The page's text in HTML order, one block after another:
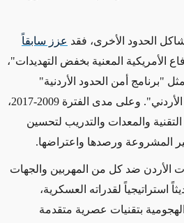
الحدود الأخرى، فقد عزز سابقاً
الأمريكية المعنية بخفض التهديدات"،
"برنامج أمن الحدود الأردنية"
الأردني". وعلى مدى الفترة 2009-2017،
والمعدات والتدريب لتحسين
المشروعة ورصدها واعتراضها.
الأردن ضد كل من المهربين والجهات
استراتيجياً لقدراته العسكرية،
الهجومية بتقنيات عصرية متقدمة